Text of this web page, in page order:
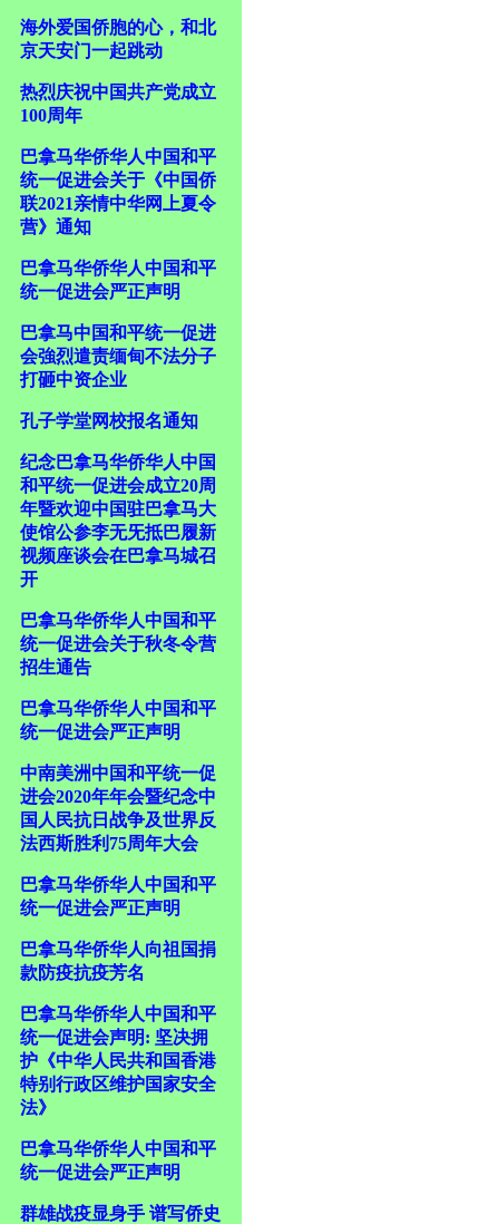
海外爱国侨胞的心，和北
京天安门一起跳动
热烈庆祝中国共产党成立
100周年
巴拿马华侨华人中国和平
统一促进会关于《中国侨
联2021亲情中华网上夏令
营》通知
巴拿马华侨华人中国和平
统一促进会严正声明
巴拿马中国和平统一促进
会強烈遣责缅甸不法分子
打砸中资企业
孔子学堂网校报名通知
纪念巴拿马华侨华人中国
和平统一促进会成立20周
年暨欢迎中国驻巴拿马大
使馆公参李无旡抵巴履新
视频座谈会在巴拿马城召
开
巴拿马华侨华人中国和平
统一促进会关于秋冬令营
招生通告
巴拿马华侨华人中国和平
统一促进会严正声明
中南美洲中国和平统一促
进会2020年年会暨纪念中
国人民抗日战争及世界反
法西斯胜利75周年大会
巴拿马华侨华人中国和平
统一促进会严正声明
巴拿马华侨华人向祖国捐
款防疫抗疫芳名
巴拿马华侨华人中国和平
统一促进会声明: 坚决拥
护《中华人民共和国香港
特别行政区维护国家安全
法》
巴拿马华侨华人中国和平
统一促进会严正声明
群雄战疫显身手 谱写侨史